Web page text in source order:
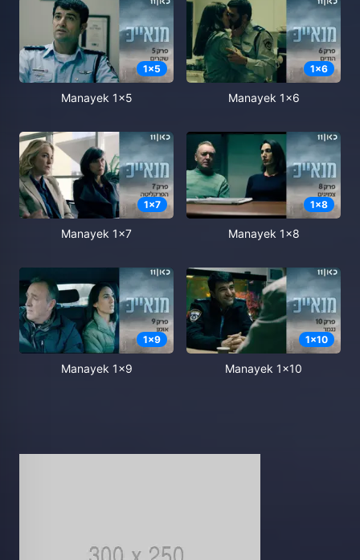
1x5
Manayek 1x5
1x6
Manayek 1x6
1x7
Manayek 1x7
1x8
Manayek 1x8
1x9
Manayek 1x9
1x10
Manayek 1x10